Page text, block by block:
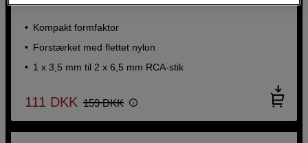
Kompakt formfaktor
Forstærket med flettet nylon
1 x 3,5 mm til 2 x 6,5 mm RCA-stik
111 DKK 159 DKK